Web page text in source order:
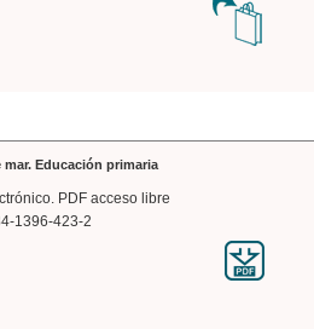
mar. Educación primaria
PDF acceso libre
1396-423-2